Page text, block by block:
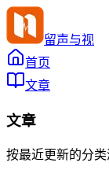
留声与视
首页
文章
文章
按最近更新的分